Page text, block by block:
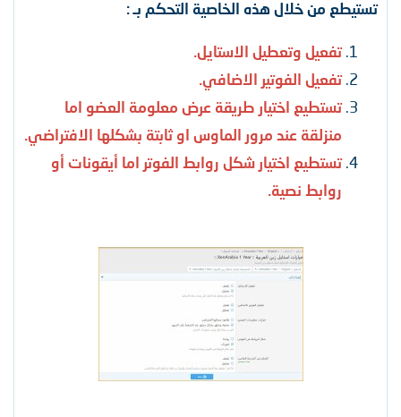
تستيطع من خلال هذه الخاصية التحكم بـ :
تفعيل وتعطيل الاستايل.
تفعيل الفوتير الاضافي.
تستطيع اختيار طريقة عرض معلومة العضو اما
منزلقة عند مرور الماوس او ثابتة بشكلها الافتراضي.
تستطيع اختيار شكل روابط الفوتر اما أيقونات أو
روابط نصية.